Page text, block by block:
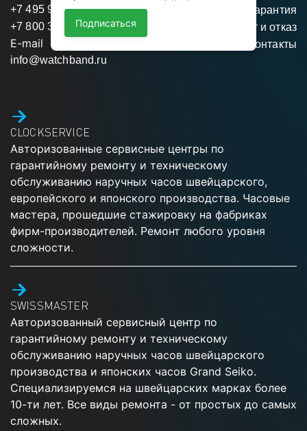
Подписаться
+7 495 975 95 35
+7 800 350 34 04
E-mail
info@watchband.ru
Гарантия
Возврат и отказ
Контакты
CLOCKSERVICE
Авторизованные сервисные центры по
гарантийному ремонту и техническому
обслуживанию наручных часов швейцарского,
европейского и японского производства. Часовые
мастера, прошедшие стажировку на фабриках
фирм-производителей. Ремонт любого уровня
сложности.
SWISSMASTER
Авторизованный сервисный центр по
гарантийному ремонту и техническому
обслуживанию наручных часов швейцарского
производства и японских часов Grand Seiko.
Специализируемся на швейцарских марках более
10-ти лет. Все виды ремонта - от простых до самых
сложных.